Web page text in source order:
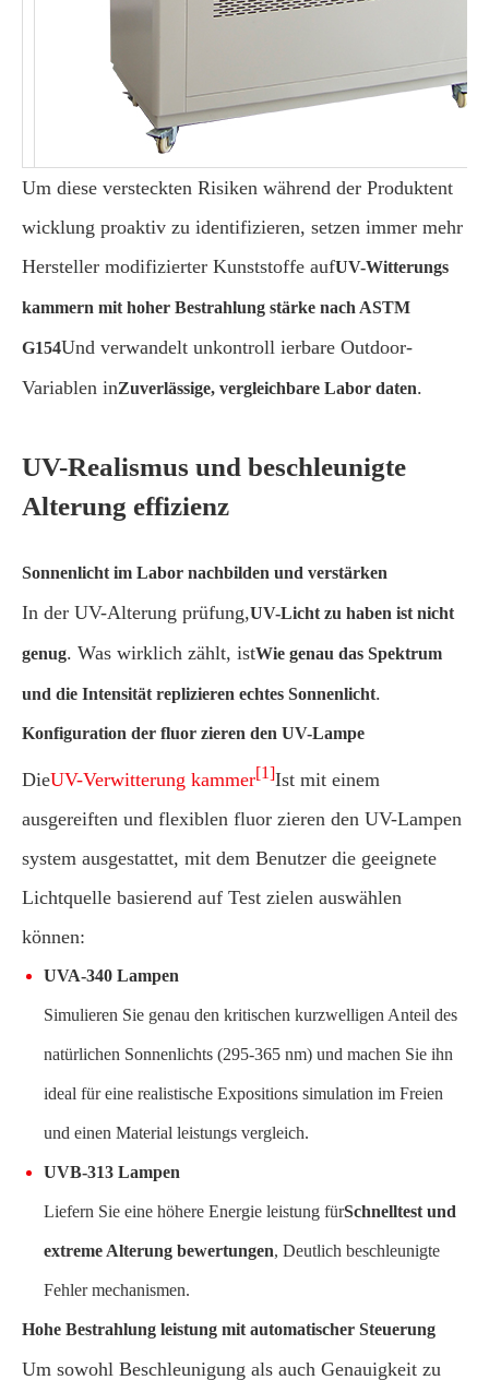
Um diese versteckten Risiken während der Produktent
wicklung proaktiv zu identifizieren, setzen immer mehr
Hersteller modifizierter Kunststoffe aufUV-Witterungs
kammern mit hoher Bestrahlung stärke nach ASTM
G154Und verwandelt unkontroll ierbare Outdoor-
Variablen inZuverlässige, vergleichbare Labor daten.
UV-Realismus und beschleunigte
Alterung effizienz
Sonnenlicht im Labor nachbilden und verstärken
In der UV-Alterung prüfung,UV-Licht zu haben ist nicht
genug. Was wirklich zählt, istWie genau das Spektrum
und die Intensität replizieren echtes Sonnenlicht.
Konfiguration der fluor zieren den UV-Lampe
DieUV-Verwitterung kammer[1]Ist mit einem
ausgereiften und flexiblen fluor zieren den UV-Lampen
system ausgestattet, mit dem Benutzer die geeignete
Lichtquelle basierend auf Test zielen auswählen
können:
UVA-340 Lampen
Simulieren Sie genau den kritischen kurzwelligen Anteil des
natürlichen Sonnenlichts (295-365 nm) und machen Sie ihn
ideal für eine realistische Expositions simulation im Freien
und einen Material leistungs vergleich.
UVB-313 Lampen
Liefern Sie eine höhere Energie leistung fürSchnelltest und
extreme Alterung bewertungen, Deutlich beschleunigte
Fehler mechanismen.
Hohe Bestrahlung leistung mit automatischer Steuerung
Um sowohl Beschleunigung als auch Genauigkeit zu